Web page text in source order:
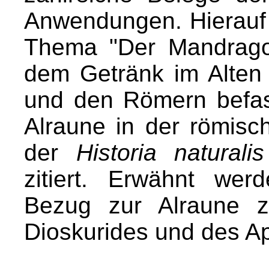
Anwendungen.
Thema "Der
dem Getränk im
und den Römern
Alraune in der
der Historia naturalis
zitiert. Erwähnt
Bezug zur Alraune
Dioskurides und des